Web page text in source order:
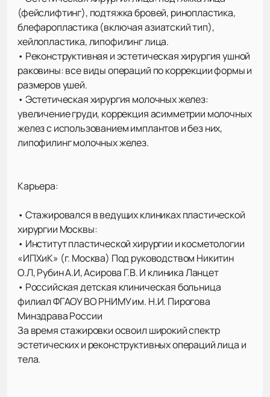
(фейслифтинг), подтяжка бровей, ринопластика,
блефаропластика (включая азиатский тип),
хейлопластика, липофилинг лица.
• Реконструктивная и эстетическая хирургия ушной
раковины: все виды операций по коррекции формы и
размеров ушей.
• Эстетическая хирургия молочных желез:
увеличение груди, коррекция асимметрии молочных
желез с использованием имплантов и без них,
липофилинг молочных желез.
Карьера:
• Стажировался в ведущих клиниках пластической
хирургии Москвы:
• Институт пластической хирургии и косметологии
«ИПХиК» (г. Москва) Под руководством Никитин
О.Л, Рубин А.И, Асирова Г.В. И клиника Ланцет
• Российская детская клиническая больница
филиал ФГАОУ ВО РНИМУ им. Н.И. Пирогова
Минздрава России
За время стажировки освоил широкий спектр
эстетических и реконструктивных операций лица и
тела.